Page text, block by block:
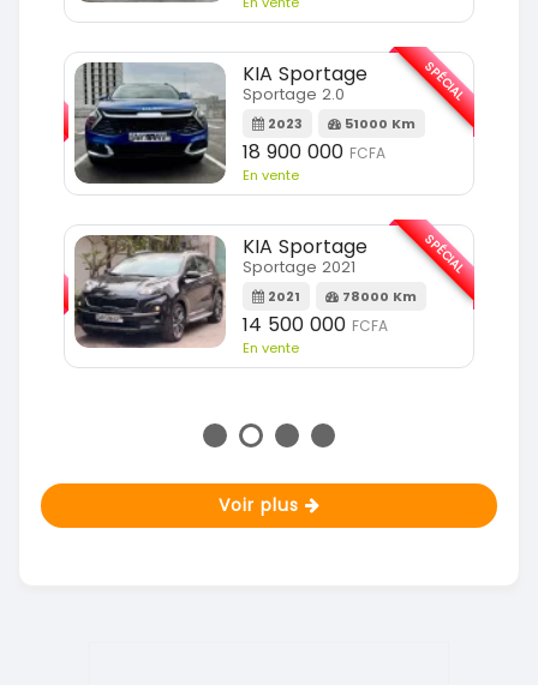
KIA Sportage
Sportage 2.0
2023 51000 Km
18 900 000 FCFA
En vente
SPÉCIAL
KIA Sportage
Sportage 2021
2021 78000 Km
14 500 000 FCFA
En vente
SPÉCIAL
Voir plus